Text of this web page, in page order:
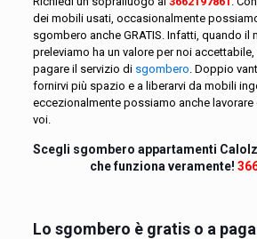
dei mobili usati, occasionalmente
sgombero anche GRATIS. Infatti, quando il
preleviamo ha un valore per noi
pagare il servizio di sgombero . Doppio
fornirvi più spazio e a liberarvi da mobili
eccezionalmente possiamo anche lavorare
voi.
Scegli sgombero appartamenti
che funziona veramente!
Lo sgombero è gratis o a